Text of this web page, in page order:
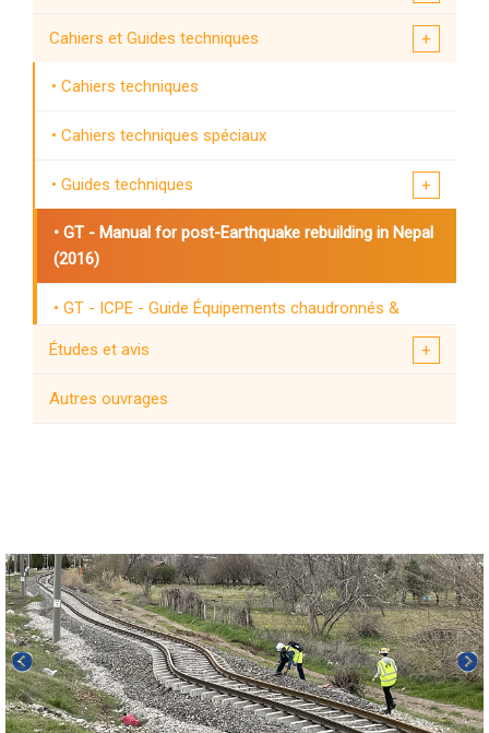
Cahiers et Guides techniques
Cahiers techniques
Cahiers techniques spéciaux
Guides techniques
GT - Manual for post-Earthquake rebuilding in Nepal
(2016)
GT - ICPE - Guide Équipements chaudronnés &
industriels (2015)
GT - ICPE - Guide Tuyauterie & Robinetterie (2015)
GT - ICPE - Guide Structures - Support (MAJ 2026)
GT - ICPE - Méthodologie Générale (2014)
GT - ICPE - Mise en sécurité d'une installation sur
sollicitation sismique (2014)
Études et avis
Autres ouvrages
Structure métalique